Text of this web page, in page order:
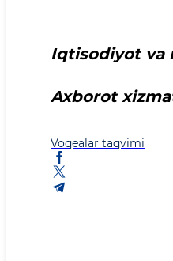
Iqtisodiyot va
Axborot
Voqealar taqvimi